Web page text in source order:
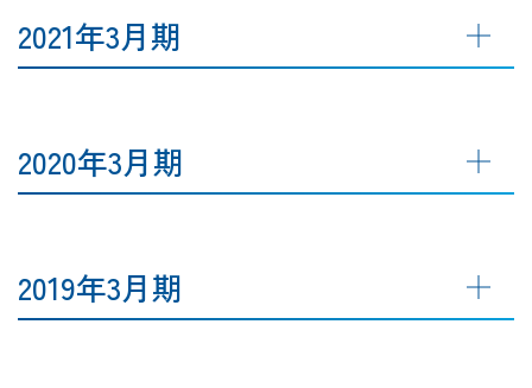
2021年3月期
2020年3月期
2019年3月期